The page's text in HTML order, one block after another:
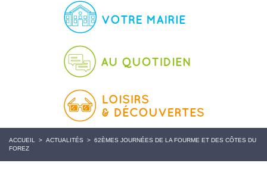
ACCUEIL > ACTUALITÉS > 62ÈMES JOURNÉES DE LA FOURME ET DES CÔTES DU
FOREZ